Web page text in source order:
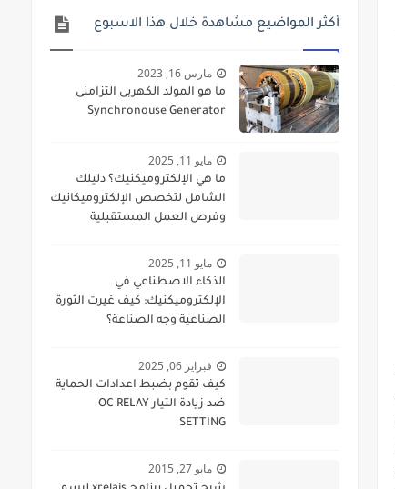
أكثر المواضيع مشاهدة خلال هذا الاسبوع
مارس 16, 2023
ما هو المولد الكهربى التزامنى
Synchronouse Generator
مايو 11, 2025
ما هي الإلكتروميكنيك؟ دليلك
الشامل لتخصص الإلكتروميكانيك
وفرص العمل المستقبلية
مايو 11, 2025
الذكاء الاصطناعي في
الإلكتروميكنيك: كيف غيرت الثورة
الصناعية وجه الصناعة؟
فبراير 06, 2025
كيف تقوم بضبط اعدادات الحماية
ضد زيادة التيار OC RELAY
SETTING
مايو 27, 2015